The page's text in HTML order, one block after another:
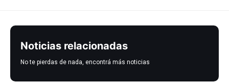
Noticias relacionadas
No te pierdas de nada, encontrá más noticias